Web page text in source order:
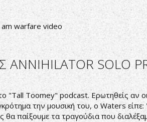
am warfare video
ANNIHILATOR SOLO
Toomey" podcast. Ερωτηθείς αν
την μουσική του, ο Waters
παίξουμε τα τραγούδια που